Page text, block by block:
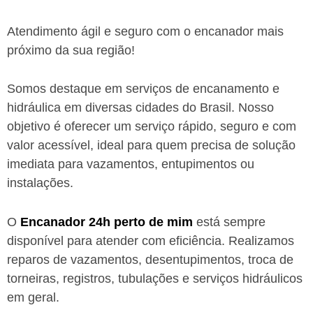
Atendimento ágil e seguro com o encanador mais
próximo da sua região!
Somos destaque em serviços de encanamento e
hidráulica em diversas cidades do Brasil. Nosso
objetivo é oferecer um serviço rápido, seguro e com
valor acessível, ideal para quem precisa de solução
imediata para vazamentos, entupimentos ou
instalações.
O Encanador 24h perto de mim está sempre
disponível para atender com eficiência. Realizamos
reparos de vazamentos, desentupimentos, troca de
torneiras, registros, tubulações e serviços hidráulicos
em geral.